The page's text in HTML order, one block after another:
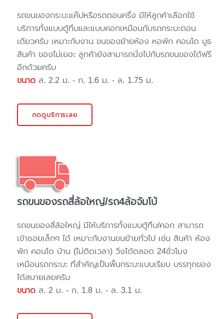
รถขนของกระบะแค๊ปหรือรถตอนครึ่ง มีให้ลูกค้าเลือกใช้
บริการทั้งแบบตู้ทึบและแบบคอกเหมือนกับรถกระบะตอน
เดียวครับ เหมาะกับงาน ขนของย้ายห้อง หอพัก คอนโด บูธ
สินค้า ของไม่เยอะ ลูกค้ายังสามารถนั่งไปกับรถขนของได้ฟรี
อีกด้วยครับ
ขนาด ส. 2.2 ม. - ก. 1.6 ม. - ล. 1.75 ม.
กดดูบริการเลย
รถขนของรถสี่ล้อใหญ่/รถ4ล้อจัมโบ้
รถขนของสี่ล้อใหญ่ มีให้บริการทั้งแบบตู้ทึบ/คอก สามารถ
เข้าซอยเล็กๆ ได้ เหมาะกับงานขนย้ายทั่วไป เช่น สินค้า ห้อง
พัก คอนโด บ้าน (ไม่ติดเวลา) วิ่งได้ตลอด 24ชั่วโมง
เหมือนรถกระบะ ที่สำคัญเป็นพื้นกระบะแบบเรียบ บรรทุกของ
ได้สบายเลยครับ
ขนาด ส. 2 ม. - ก. 1.8 ม. - ล. 3.1 ม.